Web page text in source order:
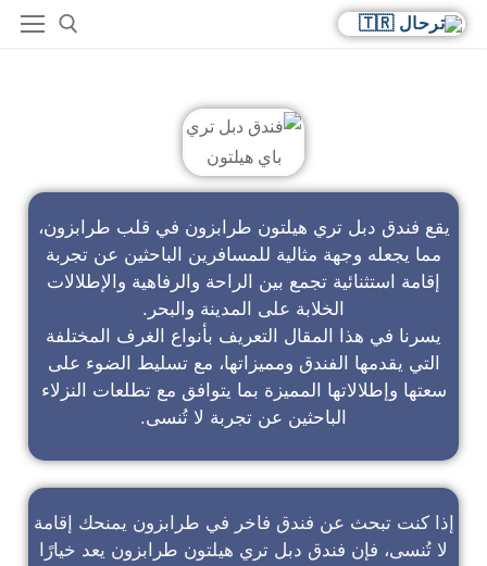
يقع فندق دبل تري هيلتون طرابزون في قلب طرابزون،
مما يجعله وجهة مثالية للمسافرين الباحثين عن تجربة
إقامة استثنائية تجمع بين الراحة والرفاهية والإطلالات
الخلابة على المدينة والبحر.
يسرنا في هذا المقال التعريف بأنواع الغرف المختلفة
التي يقدمها الفندق ومميزاتها، مع تسليط الضوء على
سعتها وإطلالاتها المميزة بما يتوافق مع تطلعات النزلاء
الباحثين عن تجربة لا تُنسى.
إذا كنت تبحث عن فندق فاخر في طرابزون يمنحك إقامة
لا تُنسى، فإن فندق دبل تري هيلتون طرابزون يعد خيارًا